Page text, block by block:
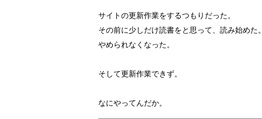
サイトの更新作業をするつもりだった。
その前に少しだけ読書をと思って、読み始めた
やめられなくなった。
そして更新作業できず。
なにやってんだか。